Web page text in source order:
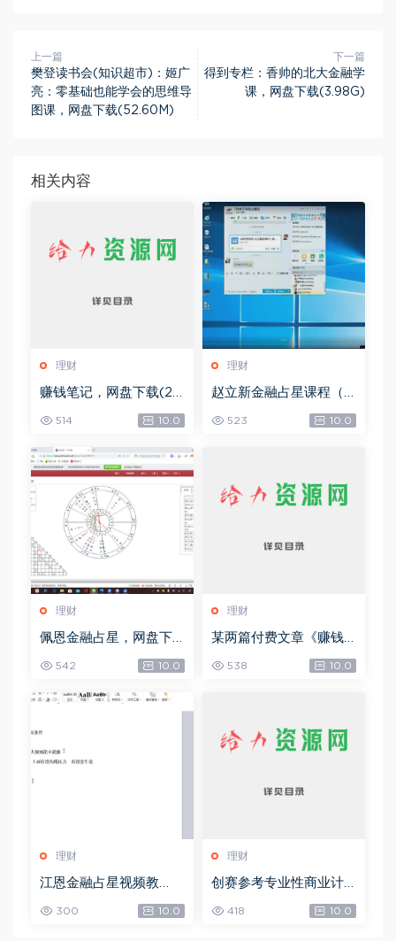
上一篇
樊登读书会(知识超市)：姬广
亮：零基础也能学会的思维导
图课，网盘下载(52.60M)
下一篇
得到专栏：香帅的北大金融学
课，网盘下载(3.98G)
相关内容
理财
赚钱笔记，网盘下载(22.
514 10.0
理财
赵立新金融占星课程（2
017年度），网盘下载(4
9.14G)
523 10.0
理财
佩恩金融占星，网盘下
542 10.0
理财
某两篇付费文章《赚钱
的境界》+《流量密码暗
黑版》，网盘下载(10.41
538 10.0
理财
江恩金融占星视频教
程，网盘下载(9.96G)
300 10.0
理财
创赛参考专业性商业计
划书-创业方向，网盘下
载(539.32M)
418 10.0